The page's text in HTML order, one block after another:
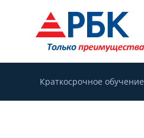
Краткосрочное обучение